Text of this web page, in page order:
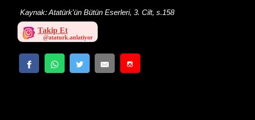
Kaynak:Atatürk'ün Bütün Eserleri, 3. Cilt, s.158
Takip Et